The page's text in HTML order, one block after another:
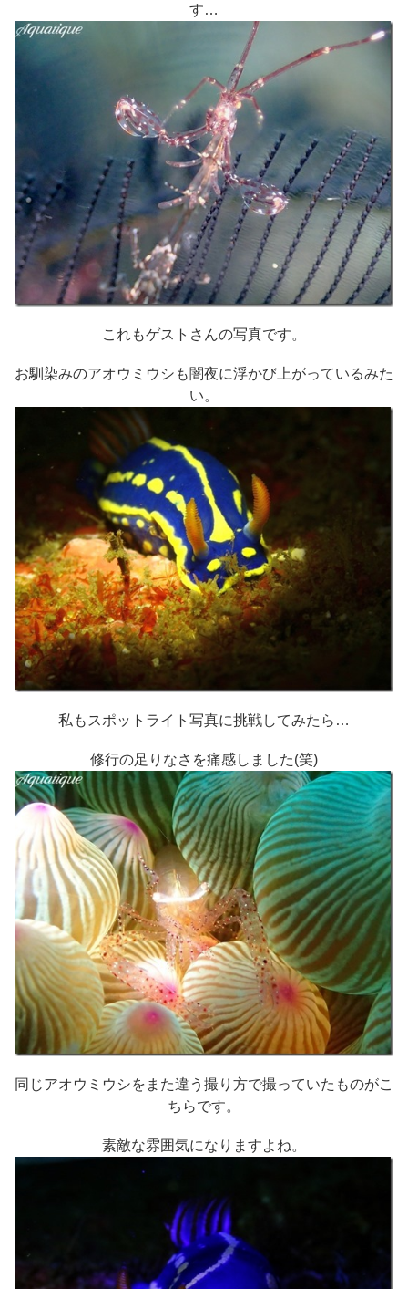
す…
これもゲストさんの写真です。
お馴染みのアオウミウシも闇夜に浮かび上がっているみた
い。
私もスポットライト写真に挑戦してみたら…
修行の足りなさを痛感しました(笑)
同じアオウミウシをまた違う撮り方で撮っていたものがこ
ちらです。
素敵な雰囲気になりますよね。